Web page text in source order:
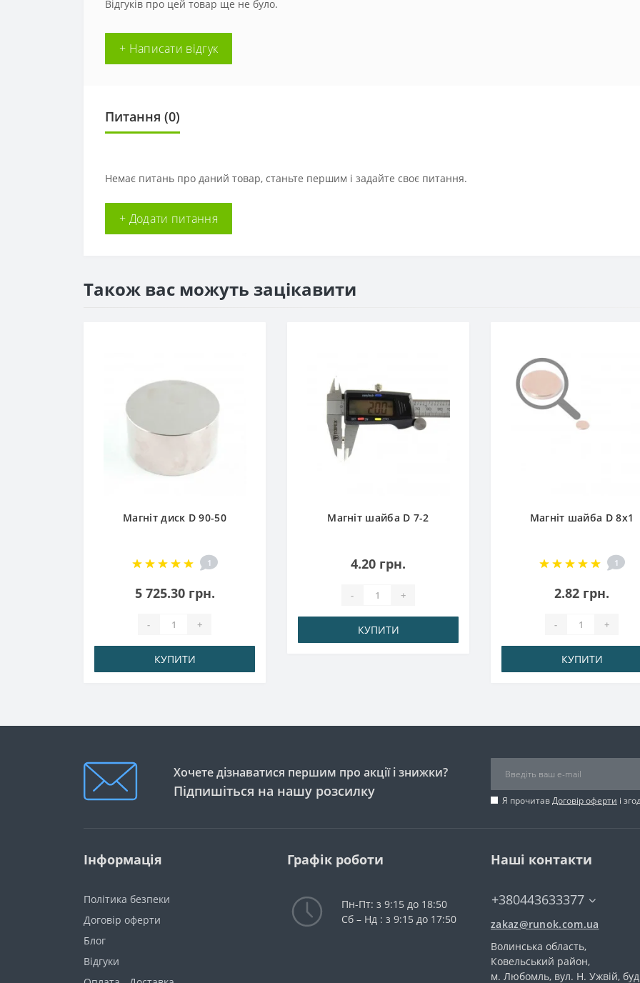
Відгуків про цей товар ще не було.
+ Написати відгук
Питання (0)
Немає питань про даний товар, станьте першим і задайте своє питання.
+ Додати питання
Також вас можуть зацікавити
Магніт диск D 90-50
1
5 725.30 грн.
- +
КУПИТИ
Магніт шайба D 7-2
4.20 грн.
- +
КУПИТИ
Магніт шайба D 8x1
1
2.82 грн.
- +
КУПИТИ
Хочете дізнаватися першим про акції і знижки?
Підпишіться на нашу розсилку
Я прочитавДоговір оферти і
Інформація
Політика безпеки
Договір оферти
Блог
Відгуки
Графік роботи
Пн-Пт: з 9:15 до 18:50
Сб – Нд : з 9:15 до 17:50
Наші контакти
+380443633377
zakaz@runok.com.ua
Волинська область,
Ковельський район,
м. Любомль, вул. Н. Ужвій,